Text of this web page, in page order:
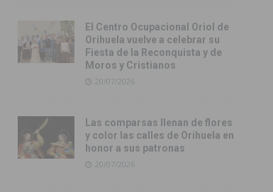
El Centro Ocupacional Oriol de
Orihuela vuelve a celebrar su
Fiesta de la Reconquista y de
Moros y Cristianos
20/07/2026
Las comparsas llenan de flores
y color las calles de Orihuela en
honor a sus patronas
20/07/2026